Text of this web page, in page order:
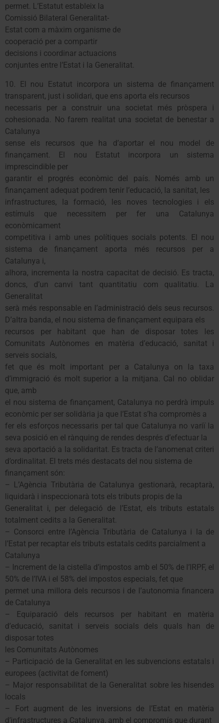
permet. L’Estatut estableix la
Comissió Bilateral Generalitat-
Estat com a màxim organisme de
cooperació per a compartir
decisions i coordinar actuacions
conjuntes entre l’Estat i la Generalitat.
10. El nou Estatut incorpora un sistema de finançament
transparent, just i solidari, que ens aporta els recursos
necessaris per a construir una societat més pròspera i
cohesionada. No farem realitat una societat de benestar a
Catalunya
sense els recursos que ha d’aportar el nou model de
finançament. El nou Estatut incorpora un sistema
imprescindible per
garantir el progrés econòmic del país. Només amb un
finançament adequat podrem tenir l’educació, la sanitat, les
infrastructures, la formació, les noves tecnologies i els
estímuls que necessitem per fer una Catalunya
econòmicament
competitiva i amb unes polítiques socials potents. El nou
sistema de finançament aporta més recursos per a
Catalunya i,
alhora, incrementa la nostra capacitat de decisió. Es tracta,
doncs, d’un canvi tant quantitatiu com qualitatiu. La
Generalitat
serà més responsable en l’administració dels seus recursos.
D’altra banda, el nou sistema de finançament equipara els
recursos per habitant que han de disposar totes les
Comunitats Autònomes en matèria d’educació, sanitat i
serveis socials,
fet que és molt important per a Catalunya on la taxa
d’immigració és molt superior a la mitjana. Cal no oblidar
que, amb
el nou sistema de finançament, Catalunya no perdrà impuls
econòmic per ser solidària ja que l’Estat s’ha compromès a
fer els esforços necessaris per tal que Catalunya no variï la
seva posició en el rànquing de rendes després d’efectuar la
seva aportació a la solidaritat. Es tracta de l’anomenat criteri
d’ordinalitat. El trets més destacats del nou sistema de
finançament són:
– L’Agència Tributària de Catalunya gestionarà, recaptarà,
liquidarà i inspeccionarà tots els tributs propis de la
Generalitat i, per delegació de l’Estat, els tributs estatals
totalment cedits a la Generalitat.
– Consorci entre l’Agència Tributària de Catalunya i la de
l’Estat per recaptar els tributs estatals cedits parcialment a
Catalunya
– Increment de la cistella d’impostos amb el 50% de l’IRPF, el
50% de l’IVA i el 58% del impostos especials, fet que
permet una millora dels recursos i de l’autonomia financera
de Catalunya
– Equiparació dels recursos per habitant en matèria
d’educació, sanitat i serveis socials dels quals han de
disposar totes
les Comunitats Autònomes
– Participació de la Generalitat en les subvencions estatals i
europees (activitat de foment)
– Major responsabilitat de la Generalitat sobre les hisendes
locals
– Fort augment de les inversions de l’Estat en matèria
d’infrastructures a Catalunya, amb el compromís que durant